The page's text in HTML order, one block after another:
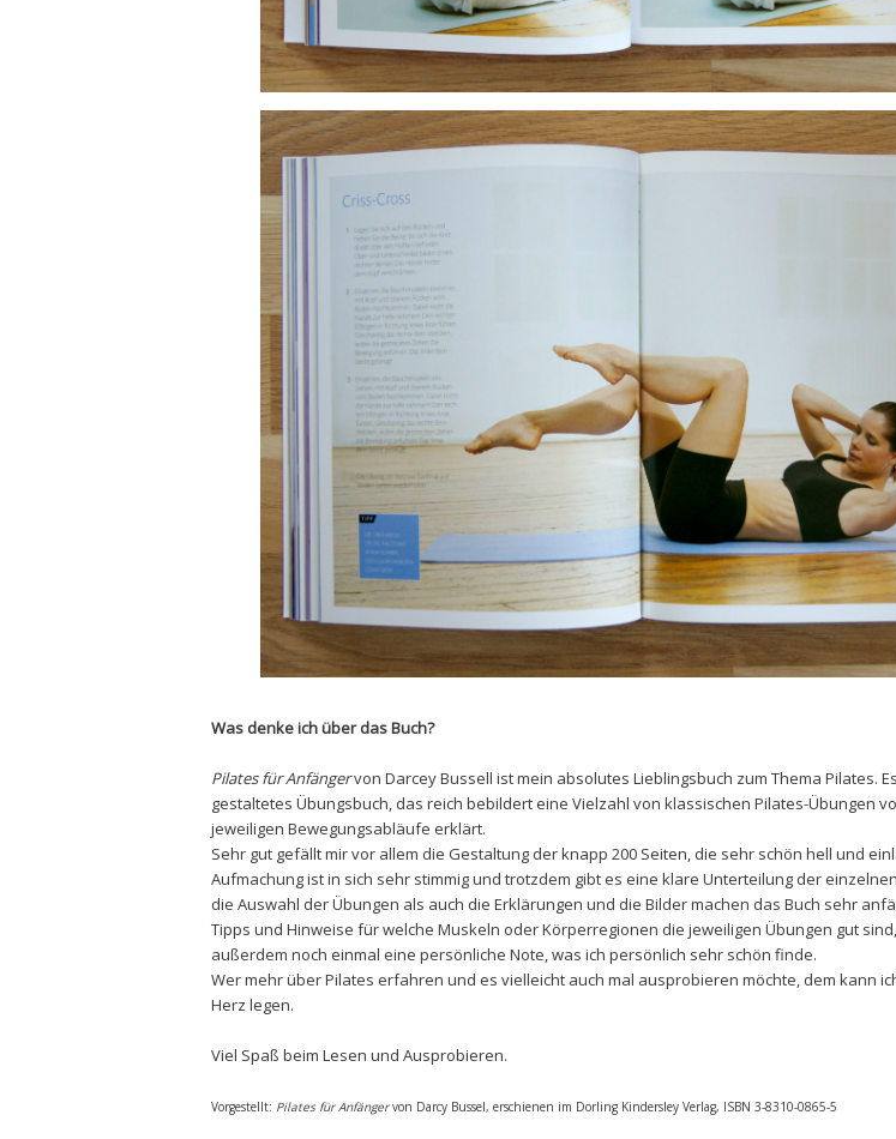
Was denke ich über das Buch?
Pilates für Anfängervon Darcey Bussell ist mein absolutes Lieblingsbuch zum Thema Pilates.
gestaltetes Übungsbuch, das reich bebildert eine Vielzahl von klassischen Pilates-Übungen
jeweiligen Bewegungsabläufe erklärt.
Sehr gut gefällt mir vor allem die Gestaltung der knapp 200 Seiten, die sehr schön hell und
Aufmachung ist in sich sehr stimmig und trotzdem gibt es eine klare Unterteilung der
die Auswahl der Übungen als auch die Erklärungen und die Bilder machen das Buch sehr
Tipps und Hinweise für welche Muskeln oder Körperregionen die jeweiligen Übungen gut
außerdem noch einmal eine persönliche Note, was ich persönlich sehr schön finde.
Wer mehr über Pilates erfahren und es vielleicht auch mal ausprobieren möchte, dem kann
Herz legen.
Viel Spaß beim Lesen und Ausprobieren.
Vorgestellt: Pilates für Anfängervon Darcy Bussel, erschienen im Dorling Kindersley Verlag, ISBN 3-8310-0865-5